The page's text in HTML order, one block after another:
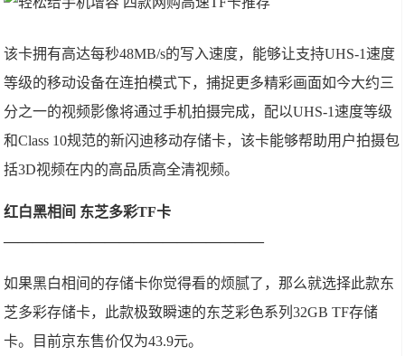
该卡拥有高达每秒48MB/s的写入速度，能够让支持UHS-1速度
等级的移动设备在连拍模式下，捕捉更多精彩画面如今大约三
分之一的视频影像将通过手机拍摄完成，配以UHS-1速度等级
和Class 10规范的新闪迪移动存储卡，该卡能够帮助用户拍摄包
括3D视频在内的高品质高全清视频。
红白黑相间 东芝多彩TF卡
——————————————————
如果黑白相间的存储卡你觉得看的烦腻了，那么就选择此款东
芝多彩存储卡，此款极致瞬速的东芝彩色系列32GB TF存储
卡。目前京东售价仅为43.9元。